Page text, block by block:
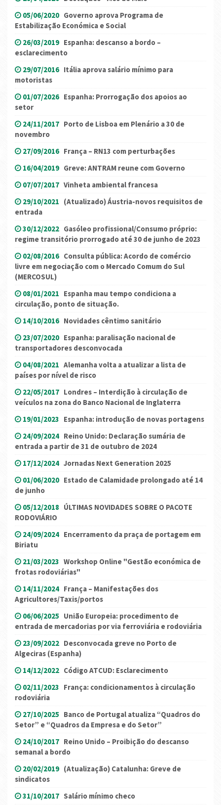
05/06/2020 Governo aprova Programa de
Estabilização Económica e Social
26/03/2019 Espanha: descanso a bordo –
esclarecimento
29/07/2016 Itália aprova salário mínimo para
motoristas
01/07/2026 Espanha: Prorrogação dos apoios ao
setor
24/11/2017 Porto de Lisboa em Plenário a 30 de
novembro
27/09/2016 França – RN13 com perturbações
16/04/2019 Greve: ANTRAM reune com Governo
07/07/2017 Vinheta ambiental francesa
29/10/2021 (Atualizado) Áustria-novos requisitos de
entrada
30/12/2022 Gasóleo profissional/Consumo próprio:
regime transitório prorrogado até 30 de junho de 2023
02/08/2016 Consulta pública: Acordo de comércio
livre em negociação com o Mercado Comum do Sul
(MERCOSUL)
08/01/2021 Espanha mau tempo condiciona a
circulação, ponto de situação.
14/10/2016 Novidades cêntimo sanitário
23/07/2020 Espanha: paralisação nacional de
transportadores desconvocada
04/08/2021 Alemanha volta a atualizar a lista de
países por nível de risco
22/05/2017 Londres – Interdição à circulação de
veículos na zona do Banco Nacional de Inglaterra
19/01/2023 Espanha: introdução de novas portagens
24/09/2024 Reino Unido: Declaração sumária de
entrada a partir de 31 de outubro de 2024
17/12/2024 Jornadas Next Generation 2025
01/06/2020 Estado de Calamidade prolongado até 14
de junho
05/12/2018 ÚLTIMAS NOVIDADES SOBRE O PACOTE
RODOVIÁRIO
24/09/2024 Encerramento da praça de portagem em
Biriatu
21/03/2023 Workshop Online "Gestão económica de
frotas rodoviárias"
14/11/2024 França – Manifestações dos
Agricultores/Taxis/portos
06/06/2025 União Europeia: procedimento de
entrada de mercadorias por via ferroviária e rodoviária
23/09/2022 Desconvocada greve no Porto de
Algeciras (Espanha)
14/12/2022 Código ATCUD: Esclarecimento
02/11/2023 França: condicionamentos à circulação
rodoviária
27/10/2025 Banco de Portugal atualiza “Quadros do
Setor” e “Quadros da Empresa e do Setor”
24/10/2017 Reino Unido – Proibição do descanso
semanal a bordo
20/02/2019 (Atualização) Catalunha: Greve de
sindicatos
31/10/2017 Salário mínimo checo